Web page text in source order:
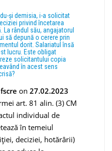
și demisia, i-a solicitat
privind încetarea
rândul său, angajatorul
să depună o cerere prin
dorit. Salariatul însă
lucru. Este obligat
solicitantului copia
în acest sens
on 27.02.2023
art. 81 alin. (3) CM
individual de
în temeiul
deciziei, hotărârii)